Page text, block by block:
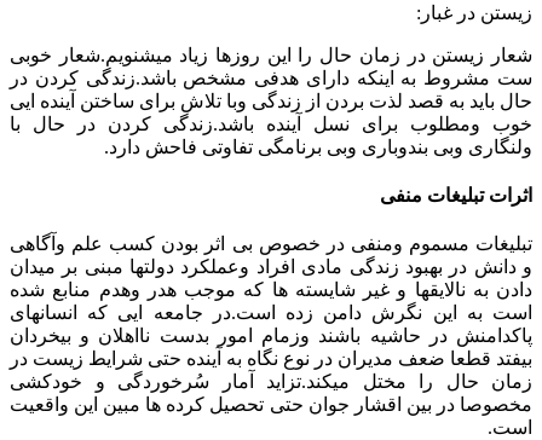
زیستن در غبار:
شعار زیستن در زمان حال را این روزها زیاد میشنویم.شعار خوبی
ست مشروط به اینکه دارای هدفی مشخص باشد.زندگی کردن در
حال باید به قصد لذت بردن از زندگی وبا تلاش برای ساختن آینده ایی
خوب ومطلوب برای نسل آینده باشد.زندگی کردن در حال با
ولنگاری وبی بندوباری وبی برنامگی تفاوتی فاحش دارد.
اثرات تبلیغات منفی
تبلیغات مسموم ومنفی در خصوص بی اثر بودن کسب علم وآگاهی
و دانش در بهبود زندگی مادی افراد وعملکرد دولتها مبنی بر میدان
دادن به نالایقها و غیر شایسته ها که موجب هدر وهدم منابع شده
است به این نگرش دامن زده است.در جامعه ایی که انسانهای
پاکدامنش در حاشیه باشند وزمام امور بدست نااهلان و بیخردان
بیفتد قطعا ضعف مدیران در نوع نگاه به آینده حتی شرایط زیست در
زمان حال را مختل میکند.تزاید آمار سُرخوردگی و خودکشی
مخصوصا در بین اقشار جوان حتی تحصیل کرده ها مبین این واقعیت
است.